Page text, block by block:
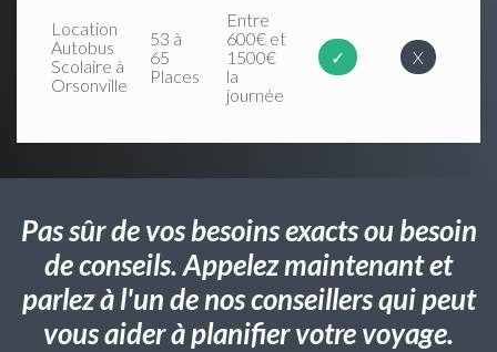
Location
Autobus
Scolaire à
Orsonville
53 à
65
Places
Entre
600€ et
1500€
la
journée
✓ X
Pas sûr de vos besoins exacts ou besoin
de conseils. Appelez maintenant et
parlez à l'un de nos conseillers qui peut
vous aider à planifier votre voyage.